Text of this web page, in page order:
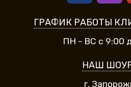
ГРАФИК РАБОТЫ
ПН - ВС с 9:00
НАШ
г.